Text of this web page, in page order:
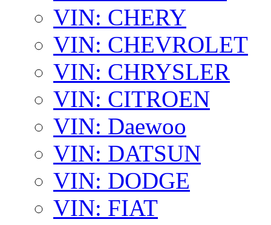
VIN: CHERY
VIN: CHEVROLET
VIN: CHRYSLER
VIN: CITROEN
VIN: Daewoo
VIN: DATSUN
VIN: DODGE
VIN: FIAT